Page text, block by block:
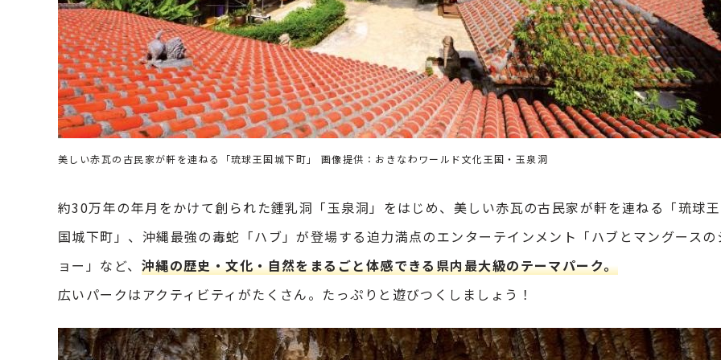
美しい赤瓦の古民家が軒を連ねる「琉球王国城下町」 画像提供：おきなわワールド文化王国・玉泉洞
約30万年の年月をかけて創られた鍾乳洞「玉泉洞」をはじめ、美しい赤瓦の古民家が軒を連ねる「琉球王
国城下町」、沖縄最強の毒蛇「ハブ」が登場する迫力満点のエンターテインメント「ハブとマングースの
ョー」など、 沖縄の歴史・文化・自然をまるごと体感できる県内最大級のテーマパーク。
広いパークはアクティビティがたくさん。たっぷりと遊びつくしましょう！